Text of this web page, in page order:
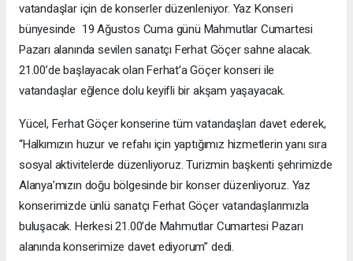
vatandaşlar için de konserler düzenleniyor. Yaz Konseri
bünyesinde 19 Ağustos Cuma günü Mahmutlar Cumartesi
Pazarı alanında sevilen sanatçı Ferhat Göçer sahne alacak.
21.00’de başlayacak olan Ferhat’a Göçer konseri ile
vatandaşlar eğlence dolu keyifli bir akşam yaşayacak.
Yücel, Ferhat Göçer konserine tüm vatandaşları davet ederek,
“Halkımızın huzur ve refahı için yaptığımız hizmetlerin yanı sıra
sosyal aktivitelerde düzenliyoruz. Turizmin başkenti şehrimizde
Alanya’mızın doğu bölgesinde bir konser düzenliyoruz. Yaz
konserimizde ünlü sanatçı Ferhat Göçer vatandaşlarımızla
buluşacak. Herkesi 21.00’de Mahmutlar Cumartesi Pazarı
alanında konserimize davet ediyorum” dedi.